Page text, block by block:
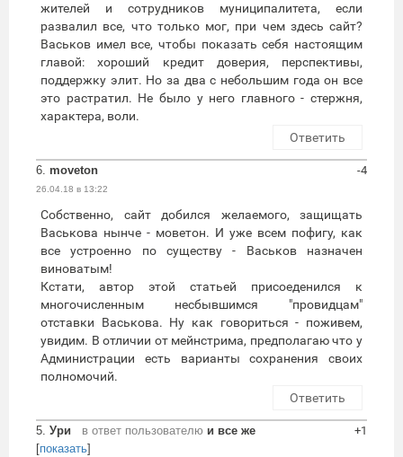
жителей и сотрудников муниципалитета, если
развалил все, что только мог, при чем здесь сайт?
Васьков имел все, чтобы показать себя настоящим
главой: хороший кредит доверия, перспективы,
поддержку элит. Но за два с небольшим года он все
это растратил. Не было у него главного - стержня,
характера, воли.
Ответить
6. moveton
26.04.18 в 13:22
-4
Собственно, сайт добился желаемого, защищать
Васькова нынче - моветон. И уже всем пофигу, как
все устроенно по существу - Васьков назначен
виноватым!
Кстати, автор этой статьей присоеденился к
многочисленным несбывшимся "провидцам"
отставки Васькова. Ну как говориться - поживем,
увидим. В отличии от мейнстрима, предполагаю что у
Администрации есть варианты сохранения своих
полномочий.
Ответить
5. Ури в ответ пользователю и все же
[показать]
+1